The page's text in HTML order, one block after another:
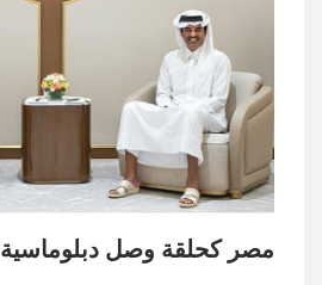
مصر كحلقة وصل دبلوماسية